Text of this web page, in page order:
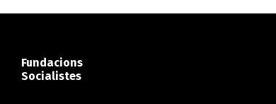
Fundacions
Socialistes